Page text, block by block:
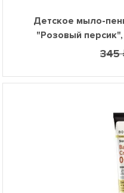
Детское мыло-
"Розовый
345